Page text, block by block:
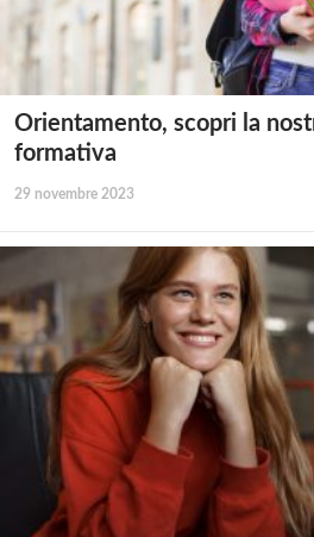
Orientamento, scopri la
formativa
29 novembre 2023